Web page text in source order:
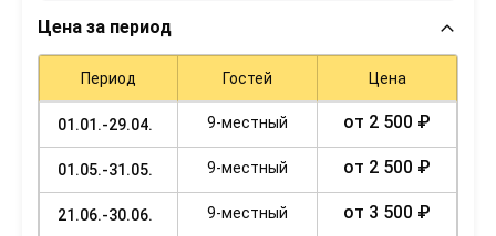
Цена за период
Период Гостей Цена
01.01.-29.04. 9-местный от 2 500 ₽
01.05.-31.05. 9-местный от 2 500 ₽
21.06.-30.06. 9-местный от 3 500 ₽